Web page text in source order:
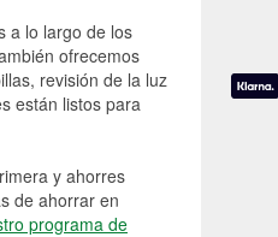
a lo largo de los
ofrecemos
revisión de la luz
están listos para
y ahorres
de ahorrar en
programa de